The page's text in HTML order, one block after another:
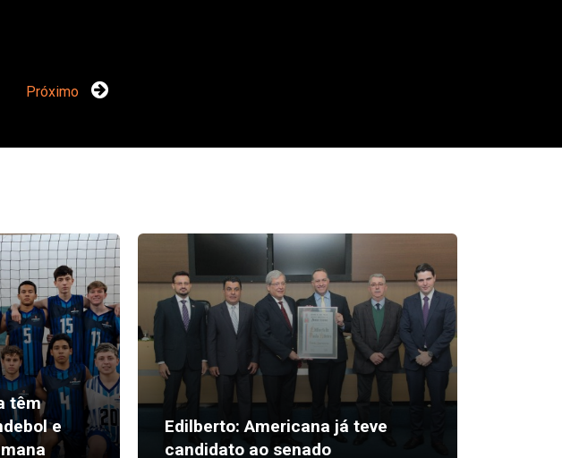
Próximo
têm
e
Edilberto: Americana já teve
candidato ao senado